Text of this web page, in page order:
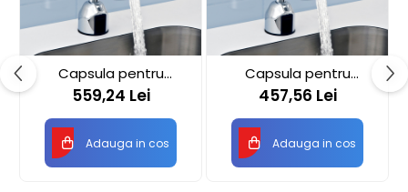
Capsula pentru
filtrarea apei Pall
QPoint QJ212
559,24 Lei
Adauga in cos
Capsula pentru
filtrarea apei Pall
QPoint
457,56 Lei
Adauga in cos